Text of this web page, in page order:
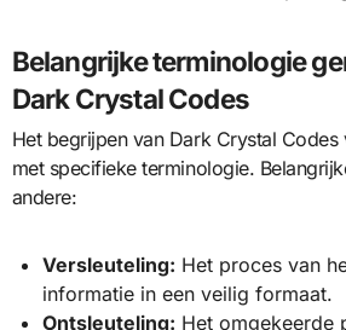
Belangrijke terminologie
Dark Crystal Codes
Het begrijpen van Dark Crystal Codes
met specifieke terminologie.
andere:
Versleuteling: Het proces van
informatie in een veilig formaat.
Ontsleuteling: Het omgekeerde